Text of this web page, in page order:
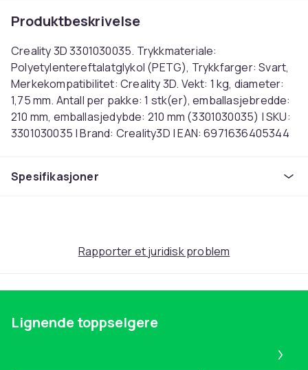
Produktbeskrivelse
Creality 3D 3301030035. Trykkmateriale:
Polyetylentereftalatglykol (PETG), Trykkfarger: Svart,
Merkekompatibilitet: Creality 3D. Vekt: 1 kg, diameter:
1,75 mm. Antall per pakke: 1 stk(er), emballasjebredde:
210 mm, emballasjedybde: 210 mm (3301030035) | SKU:
3301030035 | Brand: Creality3D | EAN: 6971636405344
1
Spesifikasjoner
Rapporter et juridisk problem
Lignende toppselgere